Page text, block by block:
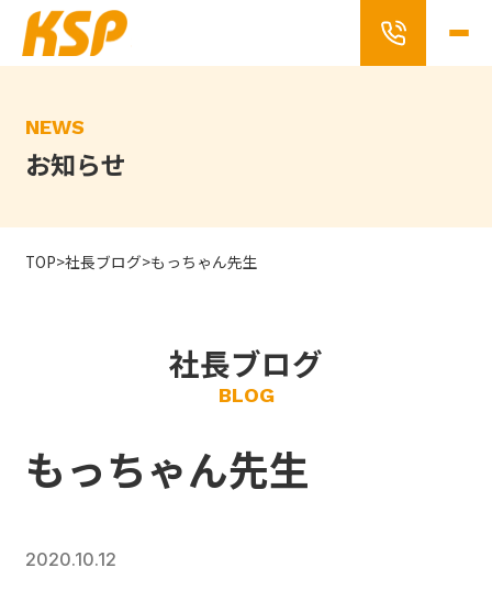
Skip
the
content
NEWS
お知らせ
TOP>社長ブログ>もっちゃん先生
社長ブログ
BLOG
もっちゃん先生
2020.10.12